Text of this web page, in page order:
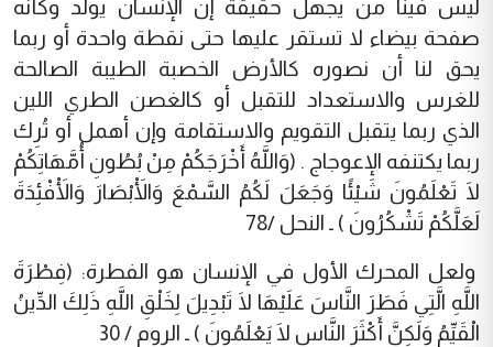
ليس فينا من يجهل حقيقة إن الإنسان يولد وكأنه
صفحة بيضاء لا تستقر عليها حتى نقطة واحدة أو ربما
يحق لنا أن نصوره كالأرض الخصبة الطيبة الصالحة
للغرس والاستعداد للتقبل أو كالغصن الطري اللين
الذي ربما يتقبل التقويم والاستقامة وإن أهمل أو تُرِك
ربما يكتنفه الإعوجاج . (وَاللَّهُ أَخْرَجَكُمْ مِنْ بُطُونِ أُمَّهَاتِكُمْ
لَا تَعْلَمُونَ شَيْئًا وَجَعَلَ لَكُمُ السَّمْعَ وَالْأَبْصَارَ وَالْأَفْئِدَةَ
لَعَلَّكُمْ تَشْكُرُونَ ) ـ النحل /78
ولعل المحرك الأول في الإنسان هو الفطرة: (فِطْرَةَ
اللَّهِ الَّتِي فَطَرَ النَّاسَ عَلَيْهَا لَا تَبْدِيلَ لِخَلْقِ اللَّهِ ذَلِكَ الدِّينُ
الْقَيِّمُ وَلَكِنَّ أَكْثَرَ النَّاسِ لَا يَعْلَمُونَ ) ـ الروم / 30